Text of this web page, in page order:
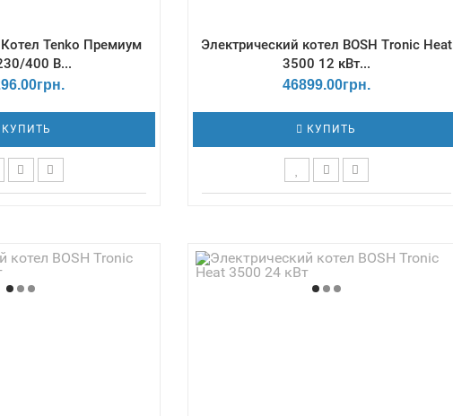
Tenko Премиум
400 В...
КУПИТЬ
дм3 - 2,6 /
мощности - 3
Электрический котел BOSH Tronic Heat
3500 12 кВт...
46899.00грн.
КУПИТЬ
max - 3 Бар / Количество ступеней
мощности - 3 / КПД, % - 99,7